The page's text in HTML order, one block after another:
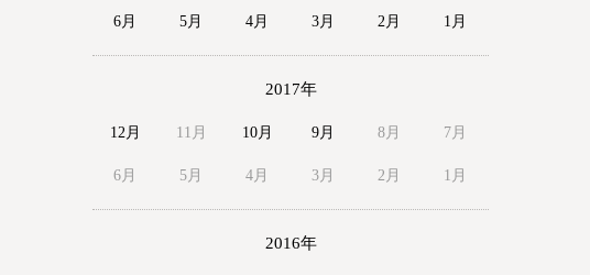
6月 5月 4月 3月 2月 1月
2017年
12月 11月 10月 9月 8月 7月
6月 5月 4月 3月 2月 1月
2016年